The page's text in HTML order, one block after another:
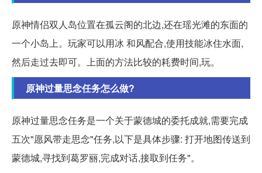
原神情侣双人岛位置在孤云阁的北边,还在瑶光滩的东面的
一个小岛上。玩家可以用冰 和风配合,使用技能冰住水面,
然后走过去即可。上面的方法比较的耗费时间,玩。
原神过量思念任务怎么做?
原神过量思念任务是一个关于蒙德城的委托成就,需要完成
五次"愿风带走思念"任务,以下是具体步骤: 打开地图传送到
蒙德城,寻找到葛罗丽,完成对话,接取到任务"。